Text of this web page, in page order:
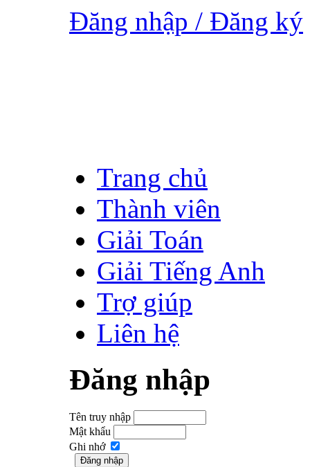
Đăng nhập / Đăng ký
Trang chủ
Thành viên
Giải Toán
Giải Tiếng Anh
Trợ giúp
Liên hệ
Đăng nhập
Tên truy nhập
Mật khẩu
Ghi nhớ